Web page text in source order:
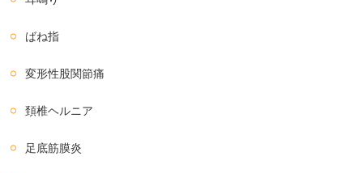
ばね指
変形性股関節痛
頚椎ヘルニア
足底筋膜炎